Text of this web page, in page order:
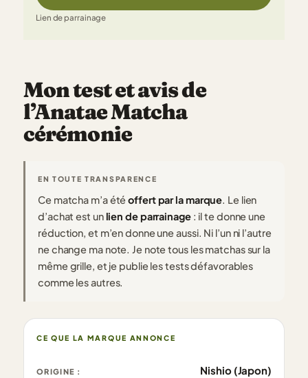
Lien de parrainage
Mon test et avis de
l’Anatae Matcha
cérémonie
EN TOUTE TRANSPARENCE
Ce matcha m’a étéoffert par la marque. Le lien
d’achat est unlien de parrainage: il te donne une
réduction, et m’en donne une aussi. Ni l’un ni l’autre
ne change ma note. Je note tous les matchas sur la
même grille, et je publie les tests défavorables
comme les autres.
CE QUE LA MARQUE ANNONCE
ORIGINE : Nishio (Japon)